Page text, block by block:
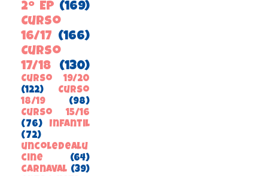
2º EP (169)
Curso
16/17 (166)
Curso
17/18
(130)
Curso 19/20
(122)
Curso
18/19
(98)
Curso 15/16
(76)
Infantil
(72)
uncoledealu
cine
(64)
carnaval (39)